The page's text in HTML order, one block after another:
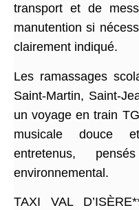
transport et de
manutention si
clairement indiqué.
Les ramassages
Saint-Martin, Saint-
un voyage en train
musicale douce
entretenus,
environnemental.
TAXI VAL